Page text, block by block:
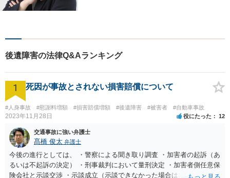
いリーガルサービスを提供し
後遺障害の法律Q&Aランキング
1 死因が事故とされない損害賠償について
#人身事故 #慰謝料増額 #損害賠償増額 #後遺障害 #被害者 #自動車事故
2023年11月28日 役にたった 12
交通事故に強い弁護士
髙橋 俊太 弁護士
今後の進行としては、 ・警察による聞き取り調査 ・加害者の起訴（あ
るいは不起訴の決定） ・刑事裁判において量刑決定 ・加害者側任意保
険会社と示談交渉 ・示談成立（示談できなかった場合は裁判） となり